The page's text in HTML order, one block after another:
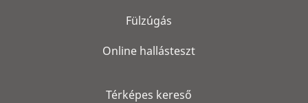
Fülzúgás
Online hallásteszt
Térképes kereső